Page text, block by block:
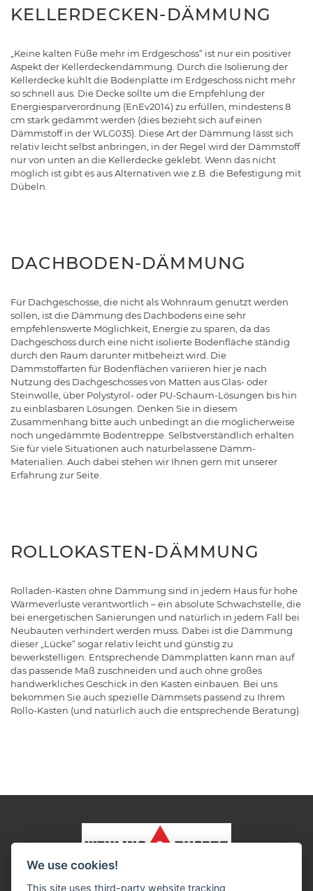
KELLERDECKEN-DÄMMUNG
„Keine kalten Füße mehr im Erdgeschoss“ ist nur ein positiver
Aspekt der Kellerdeckendämmung. Durch die Isolierung der
Kellerdecke kühlt die Bodenplatte im Erdgeschoss nicht mehr
so schnell aus. Die Decke sollte um die Empfehlung der
Energiesparverordnung (EnEv2014) zu erfüllen, mindestens 8
cm stark gedämmt werden (dies bezieht sich auf einen
Dämmstoff in der WLG035). Diese Art der Dämmung lässt sich
relativ leicht selbst anbringen, in der Regel wird der Dämmstoff
nur von unten an die Kellerdecke geklebt. Wenn das nicht
möglich ist gibt es aus Alternativen wie z.B. die Befestigung mit
Dübeln.
DACHBODEN-DÄMMUNG
Für Dachgeschosse, die nicht als Wohnraum genutzt werden
sollen, ist die Dämmung des Dachbodens eine sehr
empfehlenswerte Möglichkeit, Energie zu sparen, da das
Dachgeschoss durch eine nicht isolierte Bodenfläche ständig
durch den Raum darunter mitbeheizt wird. Die
Dämmstoffarten für Bodenflächen variieren hier je nach
Nutzung des Dachgeschosses von Matten aus Glas- oder
Steinwolle, über Polystyrol- oder PU-Schaum-Lösungen bis hin
zu einblasbaren Lösungen. Denken Sie in diesem
Zusammenhang bitte auch unbedingt an die möglicherweise
noch ungedämmte Bodentreppe. Selbstverständlich erhalten
Sie für viele Situationen auch naturbelassene Dämm-
Materialien. Auch dabei stehen wir Ihnen gern mit unserer
Erfahrung zur Seite.
ROLLOKASTEN-DÄMMUNG
Rolladen-Kästen ohne Dämmung sind in jedem Haus für hohe
Wärmeverluste verantwortlich – ein absolute Schwachstelle, die
bei energetischen Sanierungen und natürlich in jedem Fall bei
Neubauten verhindert werden muss. Dabei ist die Dämmung
dieser „Lücke“ sogar relativ leicht und günstig zu
bewerkstelligen. Entsprechende Dämmplatten kann man auf
das passende Maß zuschneiden und auch ohne großes
handwerkliches Geschick in den Kasten einbauen. Bei uns
bekommen Sie auch spezielle Dämmsets passend zu Ihrem
Rollo-Kasten (und natürlich auch die entsprechende Beratung).
We use cookies!
This site uses third-party website tracking